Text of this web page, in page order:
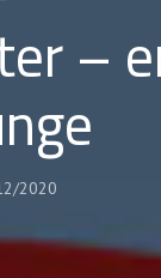
–
2020